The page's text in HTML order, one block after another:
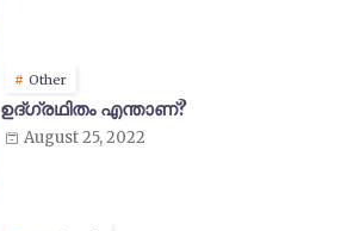
Other
ഉദ്ഗ്രഥിതം എന്താണ്?
August 25, 2022